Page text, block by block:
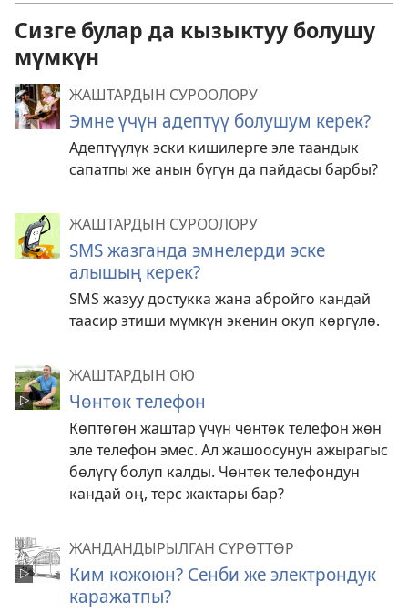
Сизге булар да кызыктуу болушу
мүмкүн
ЖАШТАРДЫН СУРООЛОРУ
Эмне үчүн адептүү болушум керек?
Адептүүлүк эски кишилерге эле таандык
сапатпы же анын бүгүн да пайдасы барбы?
ЖАШТАРДЫН СУРООЛОРУ
SMS жазганда эмнелерди эске
алышың керек?
SMS жазуу достукка жана абройго кандай
таасир этиши мүмкүн экенин окуп көргүлө.
ЖАШТАРДЫН ОЮ
Чөнтөк телефон
Көптөгөн жаштар үчүн чөнтөк телефон жөн
эле телефон эмес. Ал жашоосунун ажырагыс
бөлүгү болуп калды. Чөнтөк телефондун
кандай оң, терс жактары бар?
ЖАНДАНДЫРЫЛГАН СҮРӨТТӨР
Ким кожоюн? Сенби же электрондук
каражатпы?